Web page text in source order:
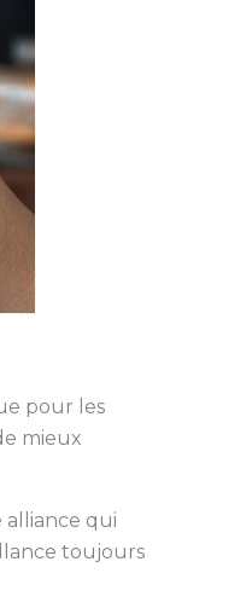
pour les
mieux
alliance qui
toujours